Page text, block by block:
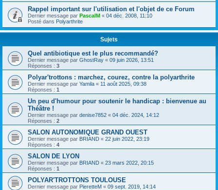
Rappel important sur l'utilisation et l'objet de ce Forum
Dernier message par PascalM « 04 déc. 2008, 11:10
Posté dans Polyarthrite
Sujets
Quel antibiotique est le plus recommandé?
Dernier message par GhostRay « 09 juin 2026, 13:51
Réponses : 3
Polyar'trottons : marchez, courez, contre la polyarthrite
Dernier message par Yamila « 11 août 2025, 09:38
Réponses : 1
Un peu d'humour pour soutenir le handicap : bienvenue au
Théâtre !
Dernier message par denise7852 « 04 déc. 2024, 14:12
Réponses : 2
SALON AUTONOMIQUE GRAND OUEST
Dernier message par BRIAND « 22 juin 2022, 23:19
Réponses : 4
SALON DE LYON
Dernier message par BRIAND « 23 mars 2022, 20:15
Réponses : 1
POLYAR'TROTTONS TOULOUSE
Dernier message par PieretteM « 09 sept. 2019, 14:14